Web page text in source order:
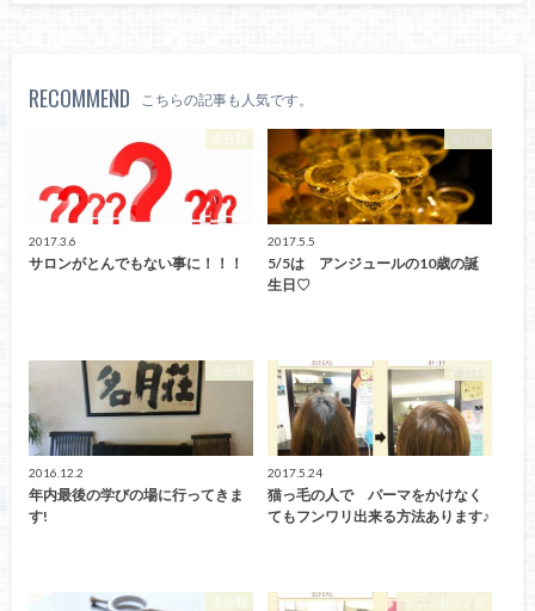
RECOMMEND こちらの記事も人気です。
未分類
2017.3.6
サロンがとんでもない事に！！！
未分類
2017.5.5
5/5は アンジュールの10歳の誕
生日♡
未分類
2016.12.2
年内最後の学びの場に行ってきま
す!
未分類
2017.5.24
猫っ毛の人で パーマをかけなく
てもフンワリ出来る方法あります♪
未分類 カウンセリング